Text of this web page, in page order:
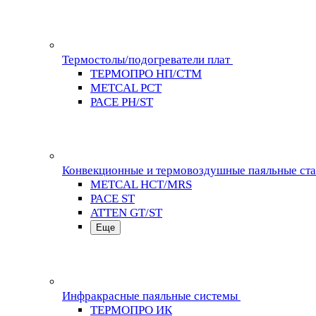
Термостолы/подогреватели плат
ТЕРМОПРО НП/СТМ
METCAL PCT
PACE PH/ST
Конвекционные и термовоздушные паяльные
METCAL HCT/MRS
PACE ST
ATTEN GT/ST
Еще
Инфракрасные паяльные системы
ТЕРМОПРО ИК